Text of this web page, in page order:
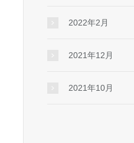
2022年2月
2021年12月
2021年10月